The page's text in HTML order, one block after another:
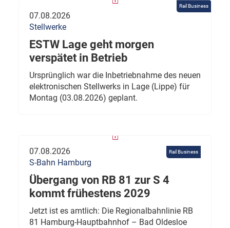
Rail Business
07.08.2026
Stellwerke
ESTW Lage geht morgen
verspätet in Betrieb
Ursprünglich war die Inbetriebnahme des neuen
elektronischen Stellwerks in Lage (Lippe) für
Montag (03.08.2026) geplant.
Rail Business
07.08.2026
S-Bahn Hamburg
Übergang von RB 81 zur S 4
kommt frühestens 2029
Jetzt ist es amtlich: Die Regionalbahnlinie RB
81 Hamburg-Hauptbahnhof – Bad Oldesloe